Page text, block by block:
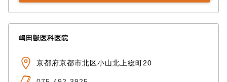
嶋田獣医科医院
京都府京都市北区小山北上総町20